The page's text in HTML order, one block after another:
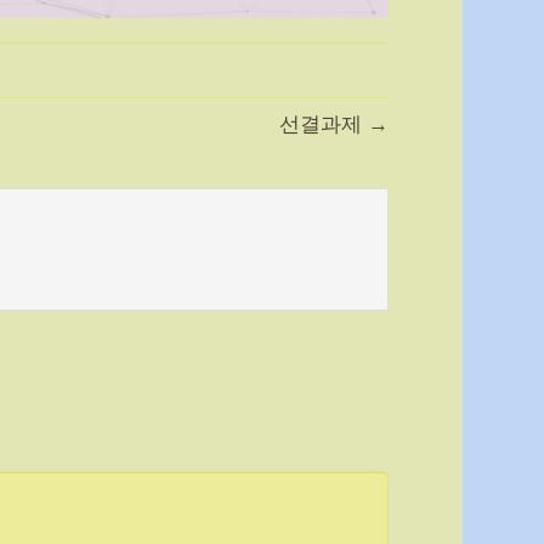
선결과제 →